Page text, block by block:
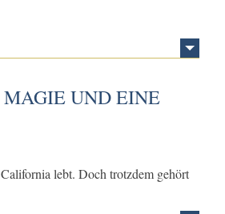
UND EINE
lebt. Doch trotzdem gehört